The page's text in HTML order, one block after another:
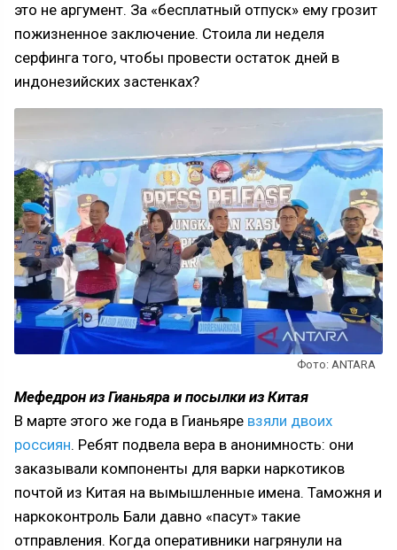
это не аргумент. За «бесплатный отпуск» ему грозит
пожизненное заключение. Стоила ли неделя
серфинга того, чтобы провести остаток дней в
индонезийских застенках?
Фото: ANTARA
Мефедрон из Гианьяра и посылки из Китая
В марте этого же года в Гианьяре взяли двоих
россиян. Ребят подвела вера в анонимность: они
заказывали компоненты для варки наркотиков
почтой из Китая на вымышленные имена. Таможня и
наркоконтроль Бали давно «пасут» такие
отправления. Когда оперативники нагрянули на